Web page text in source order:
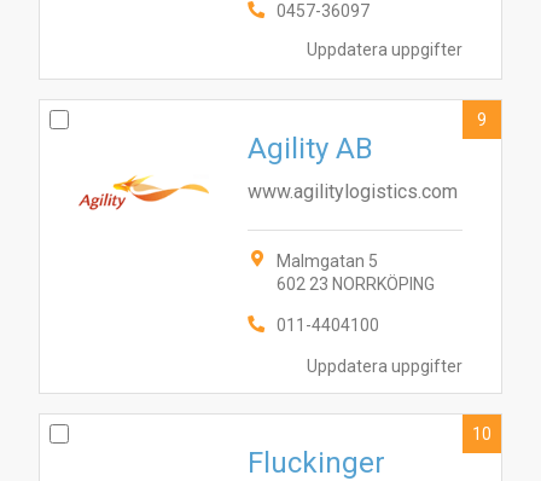
Uppdatera uppgifter
0457-36097
Uppdatera uppgifter
Agility AB
www.agilitylogistics.com
Malmgatan 5
602 23 NORRKÖPING
011-4404100
9
Fluckinger
10